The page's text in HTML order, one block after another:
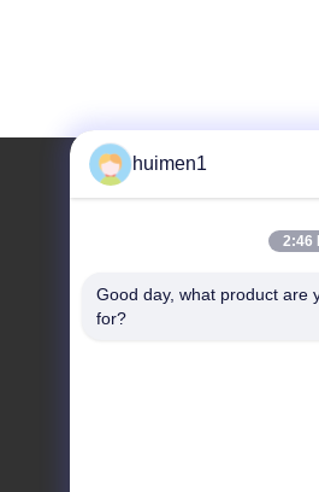
Adres
Ulica Shuiniupu nr 1-3,
huimen1
2:46
Good day, what product are
for?